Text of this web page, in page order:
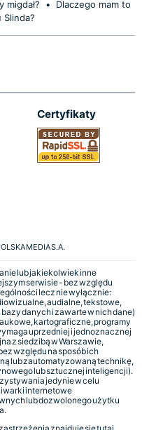
•
Dlaczego mam to
Certyfikaty
MEDIA S.A.
lub jakiekolwiek inne
serwisie - bez względu
lecz nie wyłącznie:
audialne, tekstowe,
danych i zawarte w nich dane)
kartograficzne, programy
uprzedniej i jednoznacznej
z siedzibą w Warszawie,
względu na sposób ich
lub zautomatyzowaną technikę,
lub sztucznej inteligencji).
jedynie w celu
internetowe
lub dozwolonego użytku